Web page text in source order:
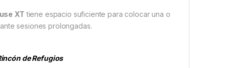
XT tiene espacio suficiente para colocar una o
sesiones prolongadas.
de Refugios